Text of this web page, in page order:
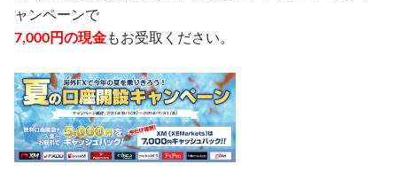
ャンペーンで
7,000円の現金もお受取ください。